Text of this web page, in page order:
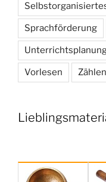
Sprachförderung
Vorlesen Zählen